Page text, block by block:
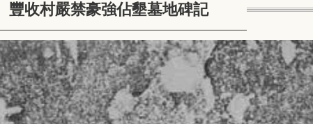
豐收村嚴禁豪強佔墾墓地碑記